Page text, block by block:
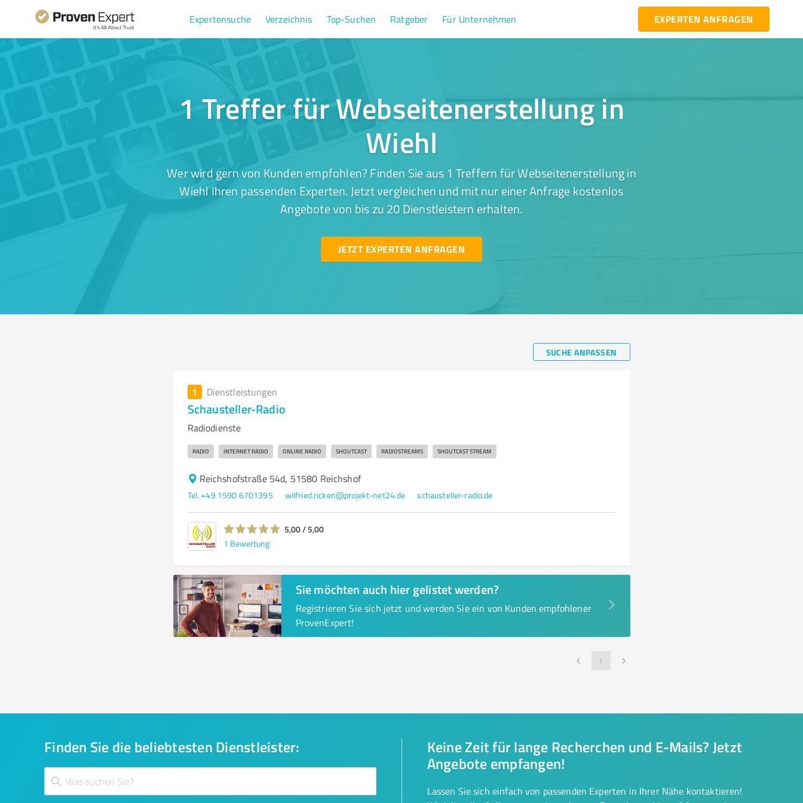
Expertensuche Verzeichnis Top-Suchen Ratgeber Für Unternehmen EXPERTEN ANFRAGEN
1 Treffer für Webseitenerstellung in
Wiehl
Wer wird gern von Kunden empfohlen? Finden Sie aus 1 Treffern für Webseitenerstellung in
Wiehl Ihren passenden Experten. Jetzt vergleichen und mit nur einer Anfrage kostenlos
Angebote von bis zu 20 Dienstleistern erhalten.
JETZT EXPERTEN ANFRAGEN
SUCHE ANPASSEN
1 Dienstleistungen
Schausteller-Radio
Radiodienste
RADIO INTERNET RADIO ONLINE RADIO SHOUTCAST RADIOSTREAMS SHOUTCAST STREAM
Reichshofstraße 54d, 51580 Reichshof
Tel. +49 1590 6701395 wilfried.ricken@projekt-net24.de schausteller-radio.de
5,00 / 5,00
1 Bewertung
Sie möchten auch hier gelistet werden?
Registrieren Sie sich jetzt und werden Sie ein von Kunden empfohlener
ProvenExpert!
1
Finden Sie die beliebtesten Dienstleister:
Keine Zeit für lange Recherchen und E-Mails? Jetzt
Angebote empfangen!
Lassen Sie sich einfach von passenden Experten in Ihrer Nähe kontaktieren!